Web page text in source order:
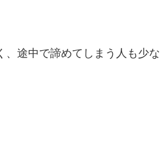
、途中で諦めてしまう人も少な